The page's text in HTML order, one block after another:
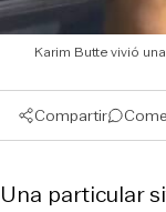
Karim Butte vivió
Compartir
Una particular